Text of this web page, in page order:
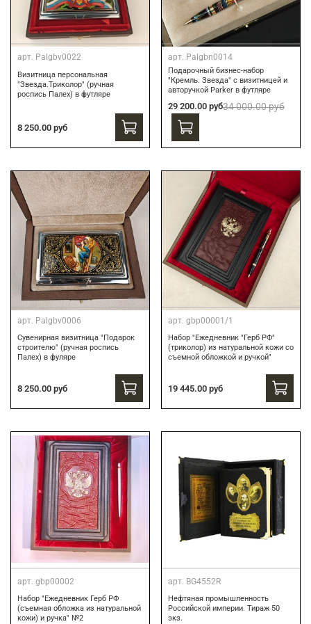
арт. Palgbv0022
Визитница персональная
"Звезда.Триколор" (ручная
роспись Палех) в футляре
8 250.00 руб
арт. Palgbn0014
Подарочный бизнес-набор
"Кремль. Звезда" с визитницей и
авторучкой Parker в футляре
29 200.00 руб34 000.00 руб
арт. Palgbv0006
Сувенирная визитница "Подарок
строителю" (ручная роспись
Палех) в фуляре
8 250.00 руб
арт. gbp00001/1
Набор "Ежедневник "Герб РФ"
(триколор) из натуральной кожи со
съемной обложкой и ручкой"
19 445.00 руб
арт. gbp00002
Набор "Ежедневник Герб РФ
(съемная обложка из натуральной
кожи) и ручка" №2
арт. BG4552R
Нефтяная промышленность
Российской империи. Тираж 50
экз.